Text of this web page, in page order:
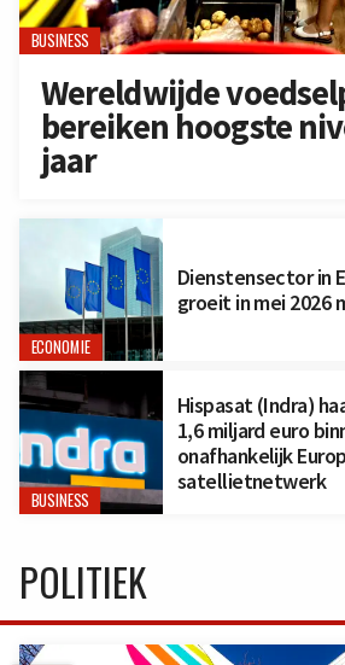
BUSINESS
Wereldwijde
bereiken hoogste
jaar
ECONOMIE
Dienstensector in
groeit in mei 2026
BUSINESS
Hispasat (Indra)
1,6 miljard euro
onafhankelijk
satellietnetwerk
POLITIEK